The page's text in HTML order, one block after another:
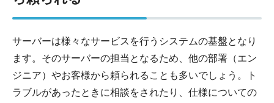
サーバーは様々なサービスを行うシステムの基盤となり
ます。そのサーバーの担当となるため、他の部署（エン
ジニア）やお客様から頼られることも多いでしょう。ト
ラブルがあったときに相談をされたり、仕様についての